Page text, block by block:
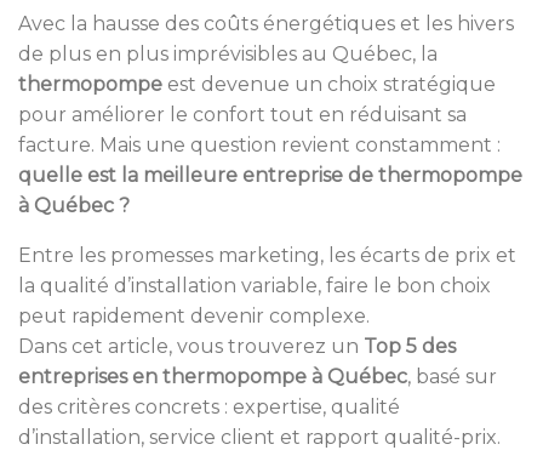
Avec la hausse des coûts énergétiques et les hivers
de plus en plus imprévisibles au Québec, la
thermopompe est devenue un choix stratégique
pour améliorer le confort tout en réduisant sa
facture. Mais une question revient constamment :
quelle est la meilleure entreprise de thermopompe
à Québec ?
Entre les promesses marketing, les écarts de prix et
la qualité d’installation variable, faire le bon choix
peut rapidement devenir complexe.
Dans cet article, vous trouverez un Top 5 des
entreprises en thermopompe à Québec, basé sur
des critères concrets : expertise, qualité
d’installation, service client et rapport qualité-prix.